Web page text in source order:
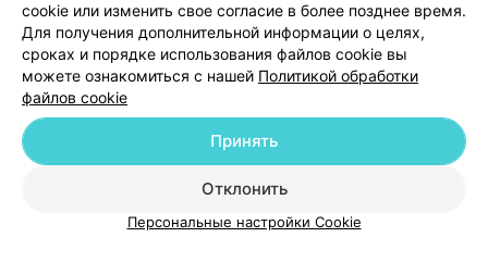
Добавить специалиста
О проекте Новости проекта
Размещение рекламы
Медицинский маркетинг
Публичный договор
Пользовательское соглашение
Способы оплаты
cookie или изменить свое согласие в более позднее время.
Для получения дополнительной информации о целях,
сроках и порядке использования файлов cookie вы
можете ознакомиться с нашей Политикой обработки
файлов cookie
Отклонить
Принять
Персональные настройки Cookie